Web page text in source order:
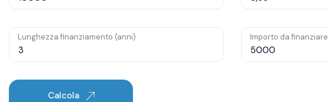
Lunghezza finanziamento (anni) Importo da finanziare
Calcola